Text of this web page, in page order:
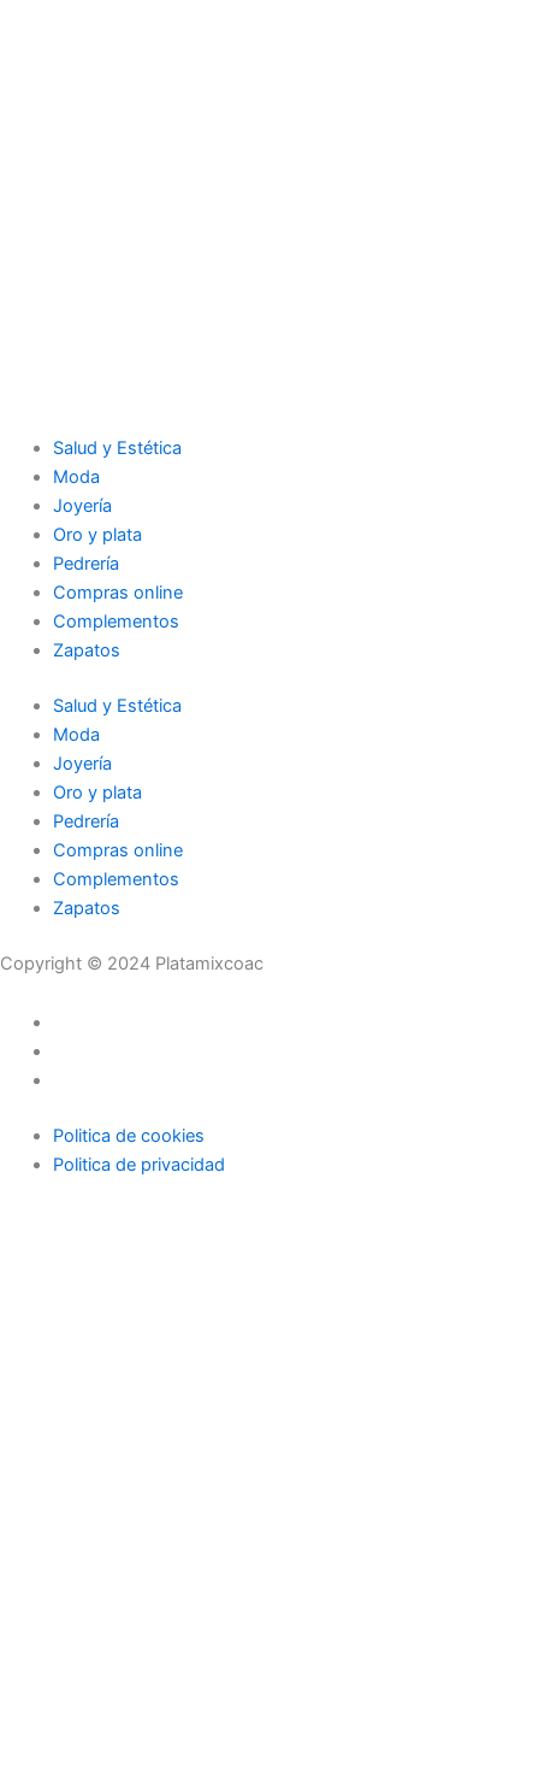
Salud y Estética
Moda
Joyería
Oro y plata
Pedrería
Compras online
Complementos
Zapatos
Salud y Estética
Moda
Joyería
Oro y plata
Pedrería
Compras online
Complementos
Zapatos
Copyright © 2024 Platamixcoac
Politica de cookies
Politica de privacidad